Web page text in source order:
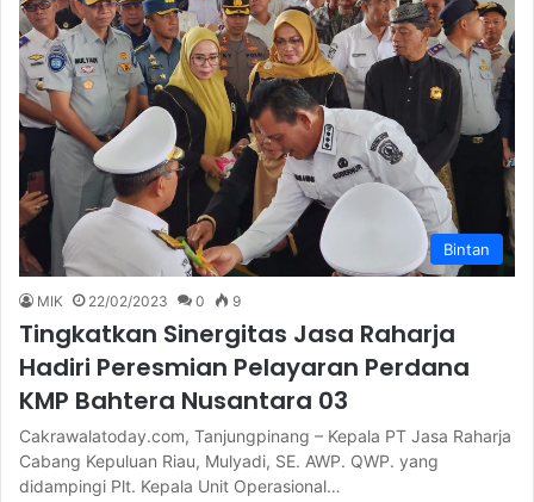
Bintan
MIK 22/02/2023 0 9
Tingkatkan Sinergitas Jasa Raharja
Hadiri Peresmian Pelayaran Perdana
KMP Bahtera Nusantara 03
Cakrawalatoday.com, Tanjungpinang – Kepala PT Jasa Raharja
Cabang Kepuluan Riau, Mulyadi, SE. AWP. QWP. yang
didampingi Plt. Kepala Unit Operasional…